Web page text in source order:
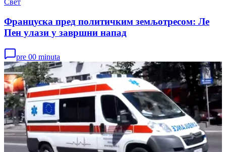
Француска пред политичким земљотресом: Ле
Пен улази у завршни напад
pre 00 minuta